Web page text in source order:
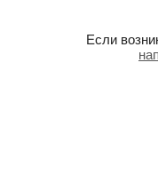
Если